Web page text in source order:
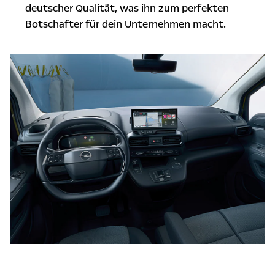
deutscher Qualität, was ihn zum perfekten
Botschafter für dein Unternehmen macht.